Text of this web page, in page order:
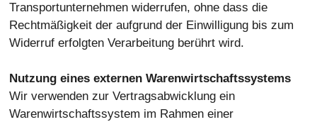
Transportunternehmen widerrufen, ohne dass die
Rechtmäßigkeit der aufgrund der Einwilligung bis zum
Widerruf erfolgten Verarbeitung berührt wird.
Nutzung eines externen Warenwirtschaftssystems
Wir verwenden zur Vertragsabwicklung ein
Warenwirtschaftssystem im Rahmen einer